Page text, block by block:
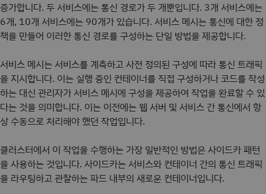
증가합니다. 두 서비스에는 통신 경로가 두 개뿐입니다. 3개 서비스에는
6개, 10개 서비스에는 90개가 있습니다. 서비스 메시는 통신에 대한 정
책을 만들어 이러한 통신 경로를 구성하는 단일 방법을 제공합니다.
서비스 메시는 서비스를 계측하고 사전 정의된 구성에 따라 통신 트래픽
을 지시합니다. 이는 실행 중인 컨테이너를 직접 구성하거나 코드를 작성
하는 대신 관리자가 서비스 메시에 구성을 제공하여 작업을 완료할 수 있
다는 것을 의미합니다. 이는 이전에는 웹 서버 및 서비스 간 통신에서 항
상 수동으로 처리해야 했던 작업입니다.
클러스터에서 이 작업을 수행하는 가장 일반적인 방법은 사이드카 패턴
을 사용하는 것입니다. 사이드카는 서비스와 컨테이너 간의 통신 트래픽
을 라우팅하고 관찰하는 파드 내부의 새로운 컨테이너입니다.